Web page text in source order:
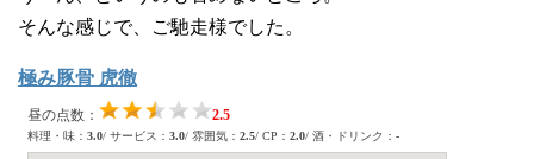
そんな感じで、ご馳走様でした。
極み豚骨 虎徹